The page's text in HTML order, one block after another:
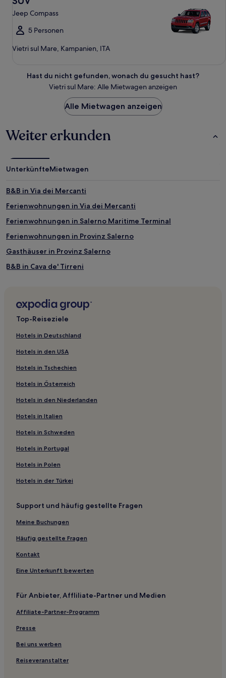
Jeep Compass
5 Personen
Vietri sul Mare, Kampanien, ITA
Hast du nicht gefunden, wonach du gesucht hast?
Vietri sul Mare: Alle Mietwagen anzeigen
Alle Mietwagen anzeigen
Weiter erkunden
UnterkünfteMietwagen
B&B in Via dei Mercanti
Ferienwohnungen in Via dei Mercanti
Ferienwohnungen in Salerno Maritime Terminal
Ferienwohnungen in Provinz Salerno
Gasthäuser in Provinz Salerno
B&B in Cava de' Tirreni
Ferienwohnungen in Salerno
Familien in Minori
Hotels mit inbegriffenem Frühstück in Maiori
Haustierfreundliche in Maiori
Familien in Maiori
Hotels mit Pool in Provinz Salerno
Hotels mit Parkplatz in Provinz Salerno
Familien in Provinz Salerno
Strand in Provinz Salerno
Luxus in Provinz Salerno
Hotels mit inbegriffenem Frühstück in Cava de' Tirreni
Haustierfreundliche in Cava de' Tirreni
Strand in Salerno
Hotels mit Wellnessbereich in Salerno
Hotels mit Küchenzeile in Salerno
Hotels mit inbegriffenem Frühstück in Salerno
Haustierfreundliche in Salerno
Business in Salerno
Familien in Salerno
Hotels mit Parkplatz in Salerno
Top-Reiseziele
Hotels in Deutschland
Hotels in den USA
Hotels in Tschechien
Hotels in Österreich
Hotels in den Niederlanden
Hotels in Italien
Hotels in Schweden
Hotels in Portugal
Hotels in Polen
Hotels in der Türkei
Support und häufig gestellte Fragen
Meine Buchungen
Häufig gestellte Fragen
Kontakt
Eine Unterkunft bewerten
Für Anbieter, Affliliate-Partner und Medien
Affiliate-Partner-Programm
Presse
Bei uns werben
Reiseveranstalter